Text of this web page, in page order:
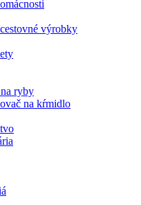
výrobky
ryby
na kŕmidlo